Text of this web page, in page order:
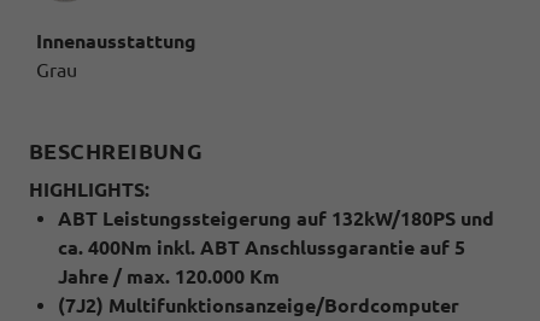
Innenausstattung
Grau
BESCHREIBUNG
HIGHLIGHTS:
ABT Leistungssteigerung auf 132kW/180PS und
ca. 400Nm inkl. ABT Anschlussgarantie auf 5
Jahre / max. 120.000 Km
(7J2) Multifunktionsanzeige/Bordcomputer